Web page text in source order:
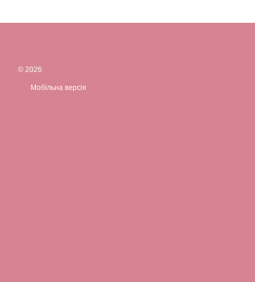
© 2026
Мобільна версія